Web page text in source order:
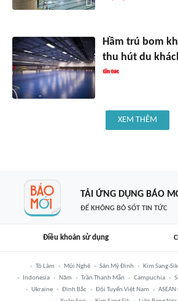
Hầm trú bom
thu hút du
XEM THÊM
TẢI ỨNG DỤNG BÁO
ĐỂ KHÔNG BỎ SÓT TIN TỨC
Điều khoản sử dụng
Tô Lâm Mũi Nghê Sân Mỹ Đình Kim Sang-Sik
Indonesia
Năm Trần Thanh Mẫn Campuchia
Ukraine
Đình Bắc Đội Tuyển Việt Nam